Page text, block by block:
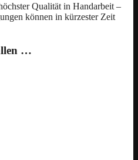
Qualität in Handarbeit –
können in kürzester Zeit
…